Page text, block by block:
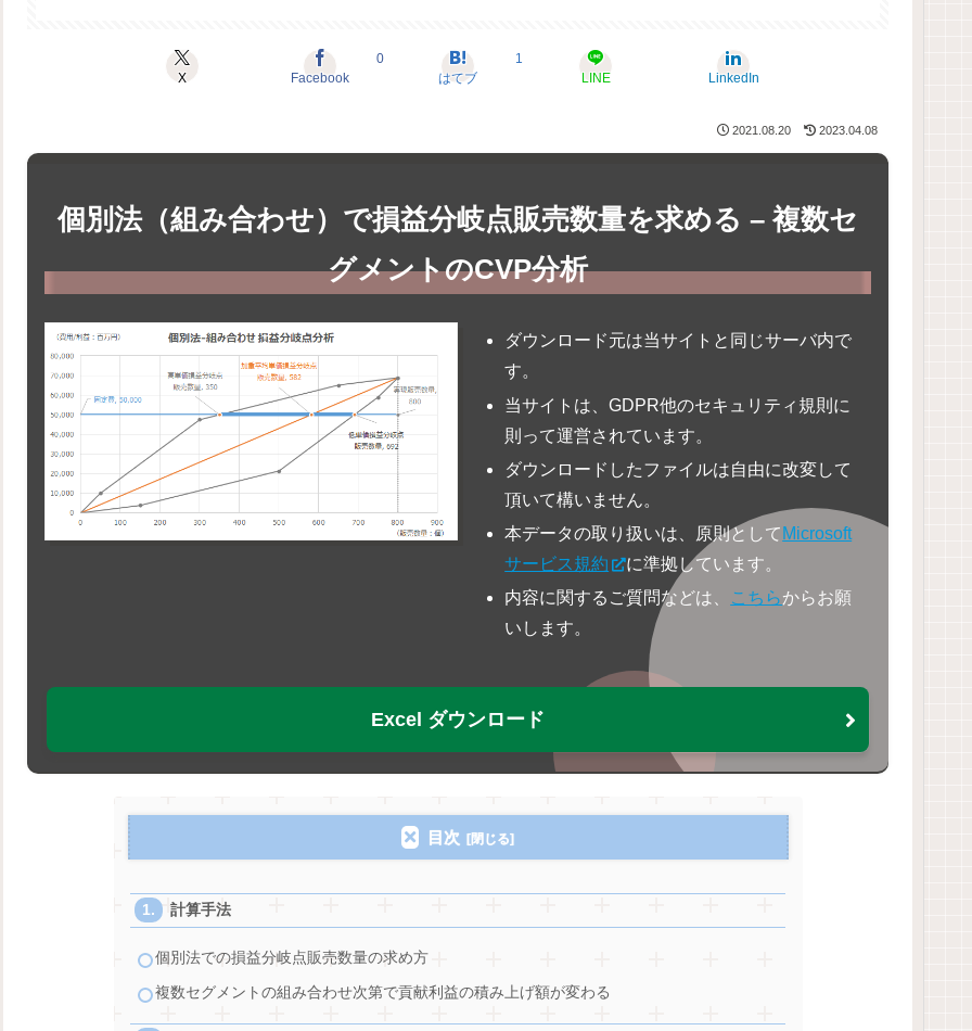
X Facebook
0
はてブ
1
LINE
LinkedIn
2021.08.20 2023.04.08
個別法（組み合わせ）で損益分岐点販売数量を求める – 複数セ
グメントのCVP分析
ダウンロード元は当サイトと同じサーバ内で
す。
当サイトは、GDPR他のセキュリティ規則に
則って運営されています。
ダウンロードしたファイルは自由に改変して
頂いて構いません。
本データの取り扱いは、原則として Microsoft
サービス規約
に準拠しています。
内容に関するご質問などは、
こちらからお願
いします。
Excel ダウンロード
目次
計算手法
個別法での損益分岐点販売数量の求め方
複数セグメントの組み合わせ次第で貢献利益の積み上げ額が変わる